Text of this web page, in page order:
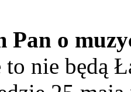
Pan o
to nie będą